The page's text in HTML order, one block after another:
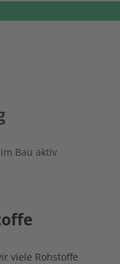
Bau aktiv
viele Rohstoffe